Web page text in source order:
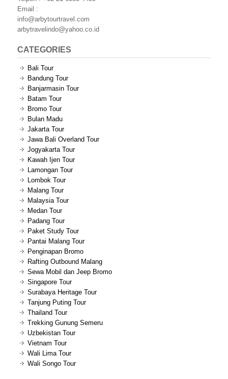
Email :
info@arbytourtravel.com
arbytravelindo@yahoo.co.id
CATEGORIES
Bali Tour
Bandung Tour
Banjarmasin Tour
Batam Tour
Bromo Tour
Bulan Madu
Jakarta Tour
Jawa Bali Overland Tour
Jogyakarta Tour
Kawah Ijen Tour
Lamongan Tour
Lombok Tour
Malang Tour
Malaysia Tour
Medan Tour
Padang Tour
Paket Study Tour
Pantai Malang Tour
Penginapan Bromo
Rafting Outbound Malang
Sewa Mobil dan Jeep Bromo
Singapore Tour
Surabaya Heritage Tour
Tanjung Puting Tour
Thailand Tour
Trekking Gunung Semeru
Uzbekistan Tour
Vietnam Tour
Wali Lima Tour
Wali Songo Tour